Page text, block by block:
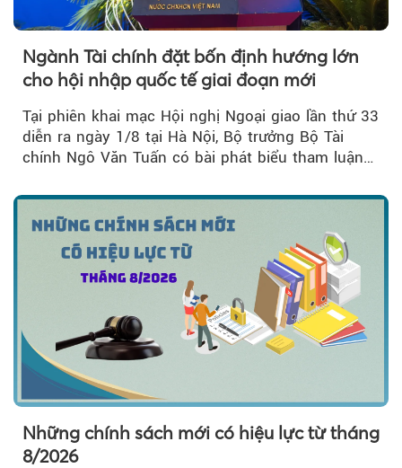
Ngành Tài chính đặt bốn định hướng lớn
cho hội nhập quốc tế giai đoạn mới
Tại phiên khai mạc Hội nghị Ngoại giao lần thứ 33
diễn ra ngày 1/8 tại Hà Nội, Bộ trưởng Bộ Tài
chính Ngô Văn Tuấn có bài phát biểu tham luận
Những chính sách mới có hiệu lực từ tháng
8/2026